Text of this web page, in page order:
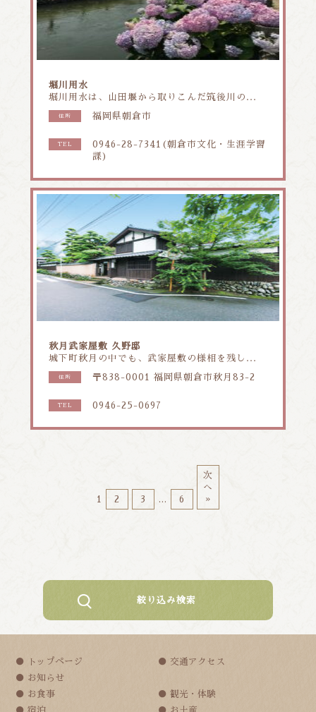
堀川用水
堀川用水は、山田堰から取りこんだ筑後川の...
住所 福岡県朝倉市
TEL
0946-28-7341(朝倉市文化・生涯学習
課)
秋月武家屋敷 久野邸
城下町秋月の中でも、武家屋敷の様相を残し...
住所 〒838-0001 福岡県朝倉市秋月83-2
TEL 0946-25-0697
1 2 3 … 6
次
へ
»
絞り込み検索
トップページ
交通アクセス
お知らせ
お食事
観光・体験
宿泊
お土産